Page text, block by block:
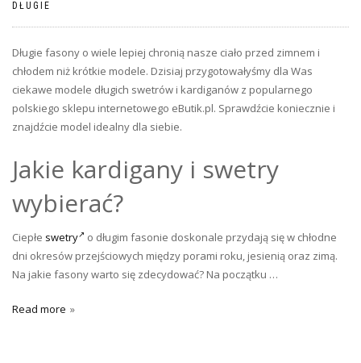
DŁUGIE
Długie fasony o wiele lepiej chronią nasze ciało przed zimnem i
chłodem niż krótkie modele. Dzisiaj przygotowałyśmy dla Was
ciekawe modele długich swetrów i kardiganów z popularnego
polskiego sklepu internetowego eButik.pl. Sprawdźcie koniecznie i
znajdźcie model idealny dla siebie.
Jakie kardigany i swetry
wybierać?
Ciepłe swetry
o długim fasonie doskonale przydają się w chłodne
dni okresów przejściowych między porami roku, jesienią oraz zimą.
Na jakie fasony warto się zdecydować? Na początku …
Read more